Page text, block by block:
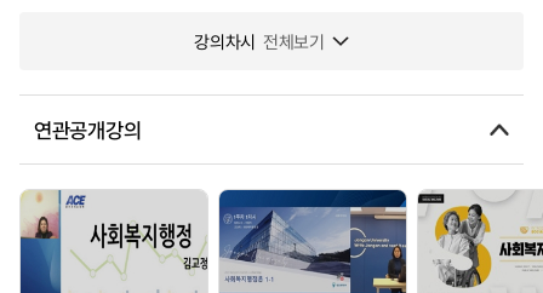
강의차시 전체보기
연관공개강의